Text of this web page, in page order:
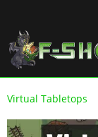
Virtual Tabletops